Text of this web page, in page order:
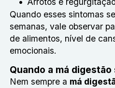
Quando esses sintomas
semanas, vale observar
de alimentos, nível de
emocionais.
Quando a má
Nem sempre a má